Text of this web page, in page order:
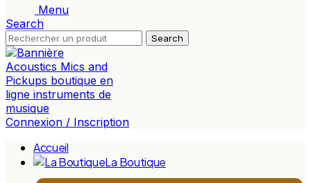
Menu
Search
Search
Connexion / Inscription
Accueil
La Boutique